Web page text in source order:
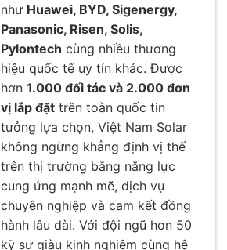
như Huawei, BYD, Sigenergy,
Panasonic, Risen, Solis,
Pylontech cùng nhiều thương
hiệu quốc tế uy tín khác. Được
hơn 1.000 đối tác và 2.000 đơn
vị lắp đặt trên toàn quốc tin
tưởng lựa chọn, Việt Nam Solar
không ngừng khẳng định vị thế
trên thị trường bằng năng lực
cung ứng mạnh mẽ, dịch vụ
chuyên nghiệp và cam kết đồng
hành lâu dài. Với đội ngũ hơn 50
kỹ sư giàu kinh nghiệm cùng hệ